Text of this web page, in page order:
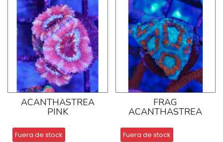
ACANTHASTREA
PINK
Fuera de stock
FRAG
ACANTHASTREA
Fuera de stock